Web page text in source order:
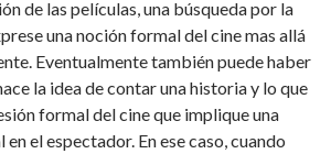
de las películas, una búsqueda por la
una noción formal del cine mas allá
Eventualmente también puede haber
la idea de contar una historia y lo que
formal del cine que implique una
el espectador. En ese caso, cuando